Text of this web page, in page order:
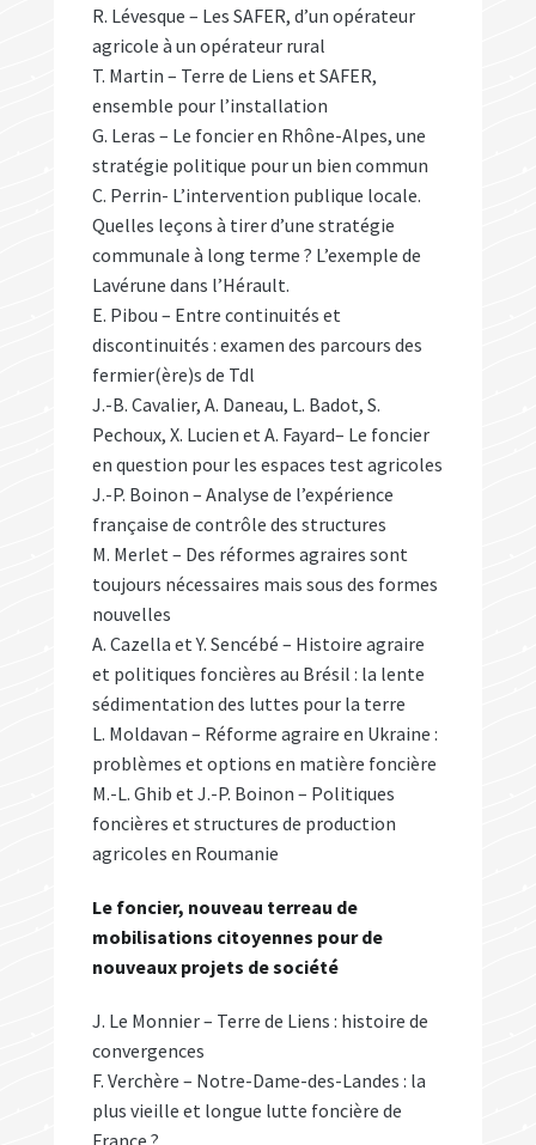
R. Lévesque – Les SAFER, d’un opérateur
agricole à un opérateur rural
T. Martin – Terre de Liens et SAFER,
ensemble pour l’installation
G. Leras – Le foncier en Rhône-Alpes, une
stratégie politique pour un bien commun
C. Perrin- L’intervention publique locale.
Quelles leçons à tirer d’une stratégie
communale à long terme ? L’exemple de
Lavérune dans l’Hérault.
E. Pibou – Entre continuités et
discontinuités : examen des parcours des
fermier(ère)s de Tdl
J.-B. Cavalier, A. Daneau, L. Badot, S.
Pechoux, X. Lucien et A. Fayard– Le foncier
en question pour les espaces test agricoles
J.-P. Boinon – Analyse de l’expérience
française de contrôle des structures
M. Merlet – Des réformes agraires sont
toujours nécessaires mais sous des formes
nouvelles
A. Cazella et Y. Sencébé – Histoire agraire
et politiques foncières au Brésil : la lente
sédimentation des luttes pour la terre
L. Moldavan – Réforme agraire en Ukraine :
problèmes et options en matière foncière
M.-L. Ghib et J.-P. Boinon – Politiques
foncières et structures de production
agricoles en Roumanie
Le foncier, nouveau terreau de
mobilisations citoyennes pour de
nouveaux projets de société
J. Le Monnier – Terre de Liens : histoire de
convergences
F. Verchère – Notre-Dame-des-Landes : la
plus vieille et longue lutte foncière de